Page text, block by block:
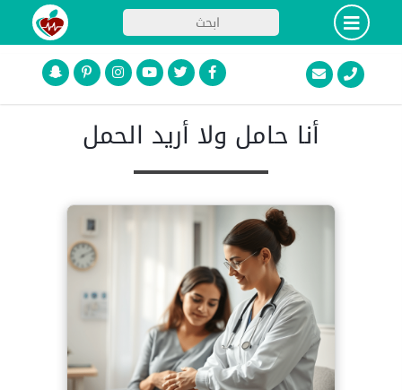
أنا حامل ولا أريد الحمل